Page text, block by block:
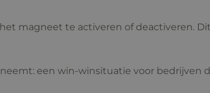
magneet te activeren of deactiveren.
een win-winsituatie voor bedrijven